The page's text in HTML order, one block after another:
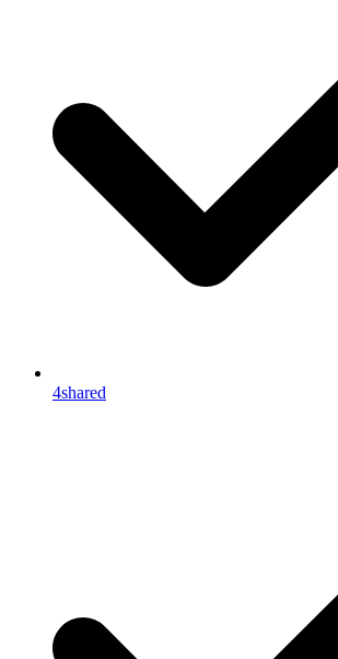
4shared